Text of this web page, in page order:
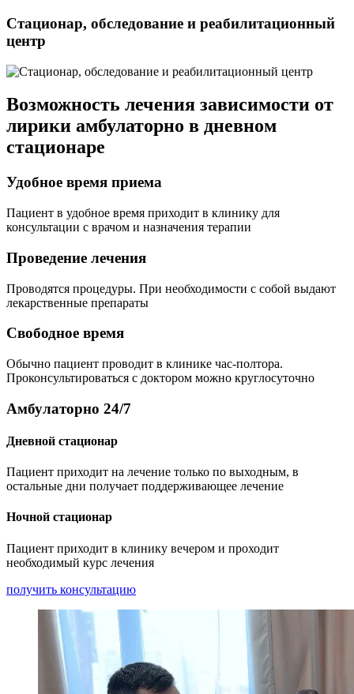
Стационар, обследование и реабилитационный
центр
Возможность лечения зависимости от
лирики амбулаторно в дневном
стационаре
Удобное время приема
Пациент в удобное время приходит в клинику для
консультации с врачом и назначения терапии
Проведение лечения
Проводятся процедуры. При необходимости с собой выдают
лекарственные препараты
Свободное время
Обычно пациент проводит в клинике час-полтора.
Проконсультироваться с доктором можно круглосуточно
Амбулаторно 24/7
Дневной стационар
Пациент приходит на лечение только по выходным, в
остальные дни получает поддерживающее лечение
Ночной стационар
Пациент приходит в клинику вечером и проходит
необходимый курс лечения
получить консультацию